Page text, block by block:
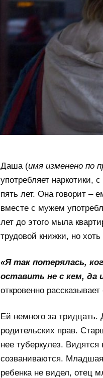
Даша (имя изменено по
употребляет наркотики,
пять лет. Она говорит –
вместе с мужем
лет до этого мыла
трудовой книжки, но
«Я так потерялась,
оставить не с кем, да
откровенно
Ей немного за
родительских прав.
нее туберкулез.
созваниваются.
ребенка не видел, отец